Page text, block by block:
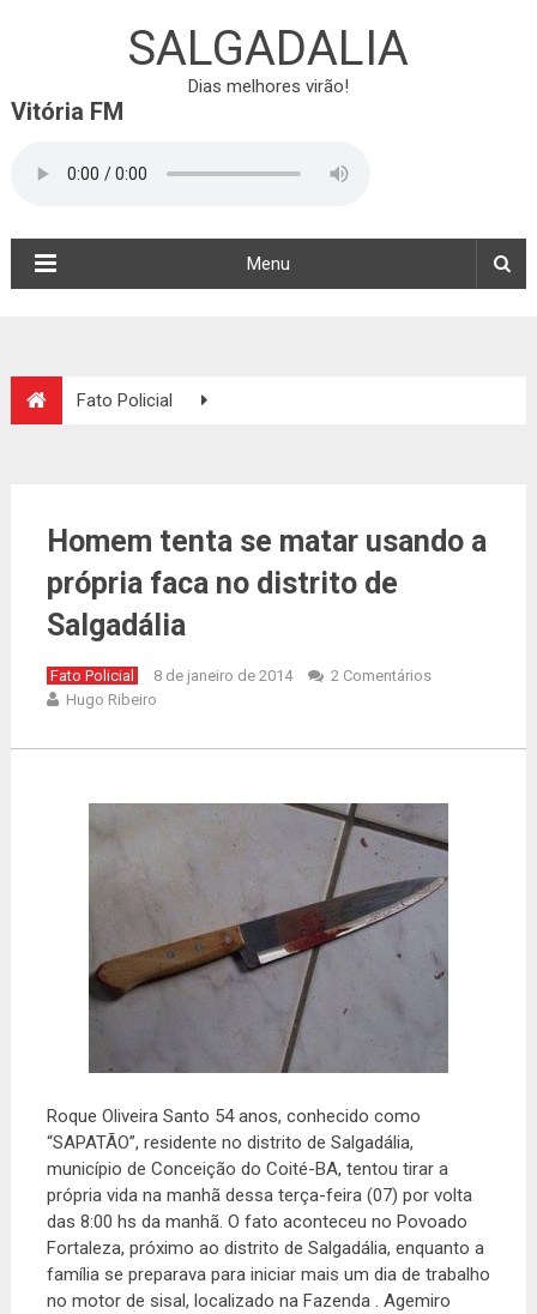
SALGADALIA
Dias melhores virão!
Vitória FM
Menu
Fato Policial
Homem tenta se matar usando a
própria faca no distrito de
Salgadália
Fato Policial 8 de janeiro de 2014
2 Comentários
Hugo Ribeiro
Roque Oliveira Santo 54 anos, conhecido como
“SAPATÃO”, residente no distrito de Salgadália,
município de Conceição do Coité-BA, tentou tirar a
própria vida na manhã dessa terça-feira (07) por volta
das 8:00 hs da manhã. O fato aconteceu no Povoado
Fortaleza, próximo ao distrito de Salgadália, enquanto a
família se preparava para iniciar mais um dia de trabalho
no motor de sisal, localizado na Fazenda . Agemiro